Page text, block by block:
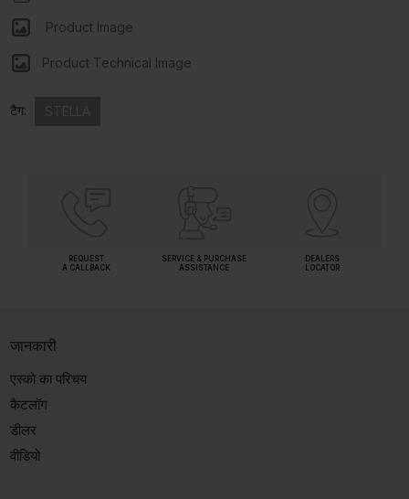
Product Image
Product Technical Image
टैग:
REQUEST
A CALLBACK
SERVICE & PURCHASE
ASSISTANCE
DEALERS
LOCATOR
जानकारी
एस्को का परिचय
कैटलॉग
डीलर
वीडियो